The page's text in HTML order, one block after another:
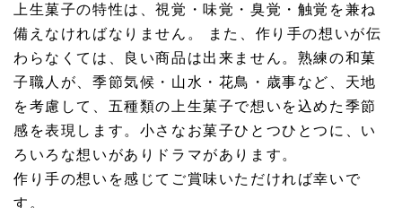
上生菓子の特性は、視覚・味覚・臭覚・触覚を兼ね
備えなければなりません。 また、作り手の想いが伝
わらなくては、良い商品は出来ません。熟練の和菓
子職人が、季節気候・山水・花鳥・歳事など、天地
を考慮して、五種類の上生菓子で想いを込めた季節
感を表現します。小さなお菓子ひとつひとつに、い
ろいろな想いがありドラマがあります。
作り手の想いを感じてご賞味いただければ幸いで
す。